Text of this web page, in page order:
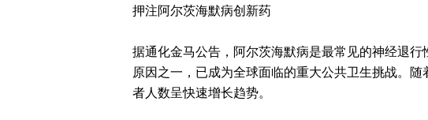
押注阿尔茨海默病创新药
据通化金马公告，阿尔茨海默病是最常见的神经退
原因之一，已成为全球面临的重大公共卫生挑战。
者人数呈快速增长趋势。